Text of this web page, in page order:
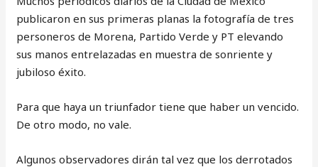
publicaron en sus primeras planas la fotografía de tres
personeros de Morena, Partido Verde y PT elevando
sus manos entrelazadas en muestra de sonriente y
jubiloso éxito.
Para que haya un triunfador tiene que haber un vencido.
De otro modo, no vale.
Algunos observadores dirán tal vez que los derrotados